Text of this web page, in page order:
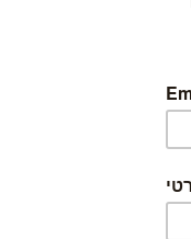
של כבוד בכל מה
נותן לכם את
מיתוג.
שתדגישו אותו